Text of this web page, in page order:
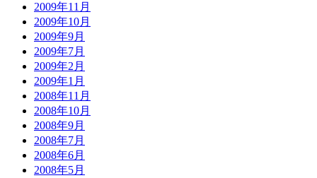
2009年11月
2009年10月
2009年9月
2009年7月
2009年2月
2009年1月
2008年11月
2008年10月
2008年9月
2008年7月
2008年6月
2008年5月